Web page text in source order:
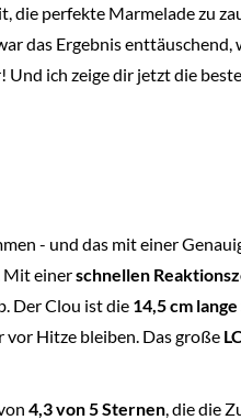
die perfekte Marmelade zu
das Ergebnis enttäuschend,
ich zeige dir jetzt die
- und das mit einer
Mit einerschnellen
Der Clou ist die 14,5 cm
vor Hitze bleiben. Das große
4,3 von 5 Sternen , die die